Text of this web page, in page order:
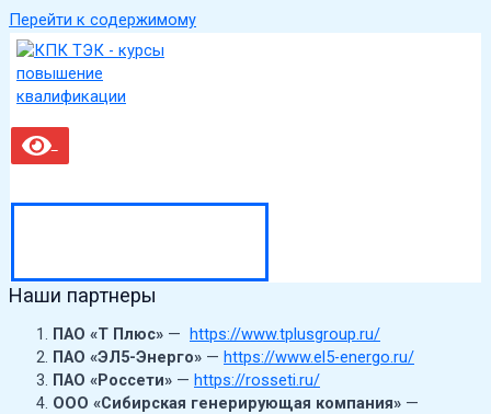
Перейти к содержимому
Наши партнеры
ПАО «Т Плюс» — https://www.tplusgroup.ru/
ПАО «ЭЛ5-Энерго» — https://www.el5-energo.ru/
ПАО «Россети» — https://rosseti.ru/
ООО «Сибирская генерирующая компания» —